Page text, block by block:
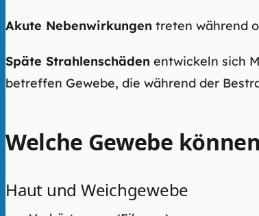
Akute Nebenwirkungen treten während
Späte Strahlenschäden entwickeln sich
betreffen Gewebe, die während der
Welche Gewebe
Haut und Weichgewebe